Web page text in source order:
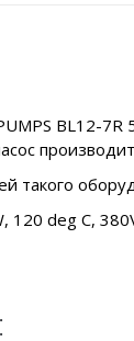
BL12-7R
такого
120 deg C,